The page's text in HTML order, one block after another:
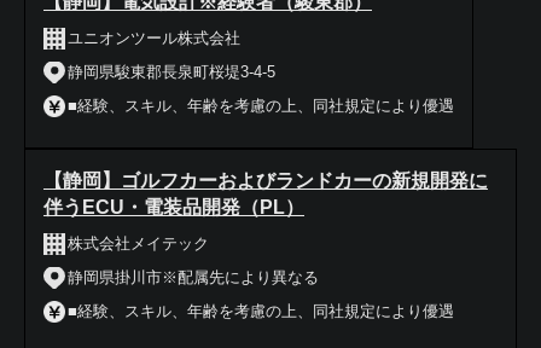
ユニオンツール株式会社
静岡県駿東郡長泉町桜堤3-4-5
■経験、スキル、年齢を考慮の上、同社規定により優遇
【静岡】ゴルフカーおよびランドカーの新規開発に
伴うECU・電装品開発（PL）
株式会社メイテック
静岡県掛川市※配属先により異なる
■経験、スキル、年齢を考慮の上、同社規定により優遇